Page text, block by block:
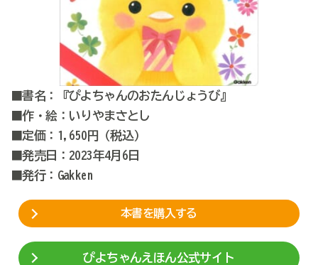
■書名：『ぴよちゃんのおたんじょうび』
■作・絵：いりやまさとし
■定価：1,650円（税込）
■発売日：2023年4月6日
■発行：Gakken
本書を購入する
ぴよちゃんえほん公式サイト